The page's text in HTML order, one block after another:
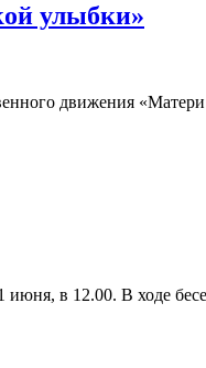
улыбки»
движения
в 12.00. В ходе